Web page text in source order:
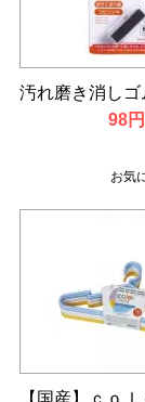
汚れ磨き消しゴ
98
お気
【国産】ｃｏ